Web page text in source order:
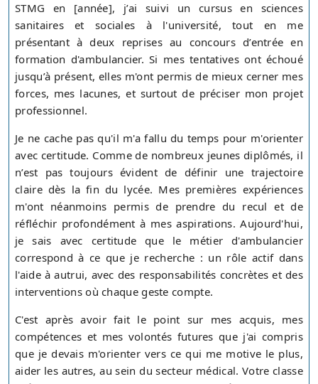
STMG en [année], j’ai suivi un cursus en sciences
sanitaires et sociales à l'université, tout en me
présentant à deux reprises au concours d’entrée en
formation d'ambulancier. Si mes tentatives ont échoué
jusqu’à présent, elles m'ont permis de mieux cerner mes
forces, mes lacunes, et surtout de préciser mon projet
professionnel.
Je ne cache pas qu'il m'a fallu du temps pour m'orienter
avec certitude. Comme de nombreux jeunes diplômés, il
n’est pas toujours évident de définir une trajectoire
claire dès la fin du lycée. Mes premières expériences
m'ont néanmoins permis de prendre du recul et de
réfléchir profondément à mes aspirations. Aujourd'hui,
je sais avec certitude que le métier d'ambulancier
correspond à ce que je recherche : un rôle actif dans
l'aide à autrui, avec des responsabilités concrètes et des
interventions où chaque geste compte.
C'est après avoir fait le point sur mes acquis, mes
compétences et mes volontés futures que j'ai compris
que je devais m'orienter vers ce qui me motive le plus,
aider les autres, au sein du secteur médical. Votre classe